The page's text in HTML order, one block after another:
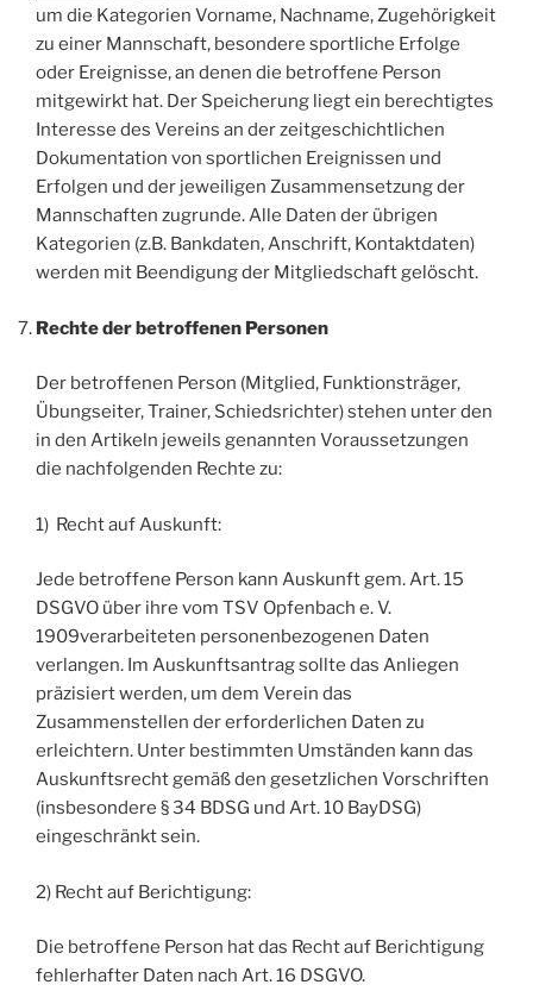
um die Kategorien Vorname, Nachname, Zugehörigkeit
zu einer Mannschaft, besondere sportliche Erfolge
oder Ereignisse, an denen die betroffene Person
mitgewirkt hat. Der Speicherung liegt ein berechtigtes
Interesse des Vereins an der zeitgeschichtlichen
Dokumentation von sportlichen Ereignissen und
Erfolgen und der jeweiligen Zusammensetzung der
Mannschaften zugrunde. Alle Daten der übrigen
Kategorien (z.B. Bankdaten, Anschrift, Kontaktdaten)
werden mit Beendigung der Mitgliedschaft gelöscht.
Rechte der betroffenen Personen
Der betroffenen Person (Mitglied, Funktionsträger,
Übungseiter, Trainer, Schiedsrichter) stehen unter den
in den Artikeln jeweils genannten Voraussetzungen
die nachfolgenden Rechte zu:
1) Recht auf Auskunft:
Jede betroffene Person kann Auskunft gem. Art. 15
DSGVO über ihre vom TSV Opfenbach e. V.
1909verarbeiteten personenbezogenen Daten
verlangen. Im Auskunftsantrag sollte das Anliegen
präzisiert werden, um dem Verein das
Zusammenstellen der erforderlichen Daten zu
erleichtern. Unter bestimmten Umständen kann das
Auskunftsrecht gemäß den gesetzlichen Vorschriften
(insbesondere § 34 BDSG und Art. 10 BayDSG)
eingeschränkt sein.
2) Recht auf Berichtigung:
Die betroffene Person hat das Recht auf Berichtigung
fehlerhafter Daten nach Art. 16 DSGVO.